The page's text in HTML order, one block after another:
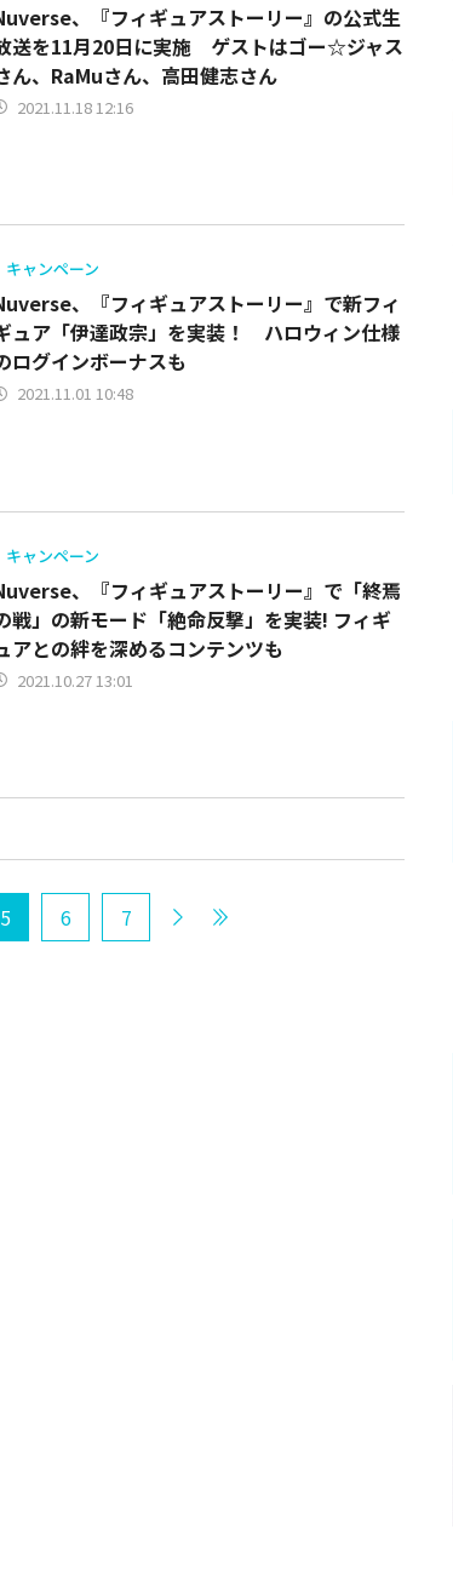
、『フィギュアストーリー』の公式生
送を11月20日に実施 ゲストはゴー☆ジャス
ん、RaMuさん、高田健志さん
2021.11.18 12:16
キャンペーン
、『フィギュアストーリー』で新フィ
ュア「伊達政宗」を実装！ ハロウィン仕様
ログインボーナスも
2021.11.01 10:48
キャンペーン
、『フィギュアストーリー』で「終焉
戦」の新モード「絶命反撃」を実装! フィギ
アとの絆を深めるコンテンツも
2021.10.27 13:01
5 6 7